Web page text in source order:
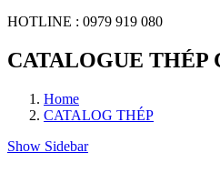
HOTLINE : 0979 919 080
CATALOGUE THÉP
Home
CATALOG THÉP
Show Sidebar